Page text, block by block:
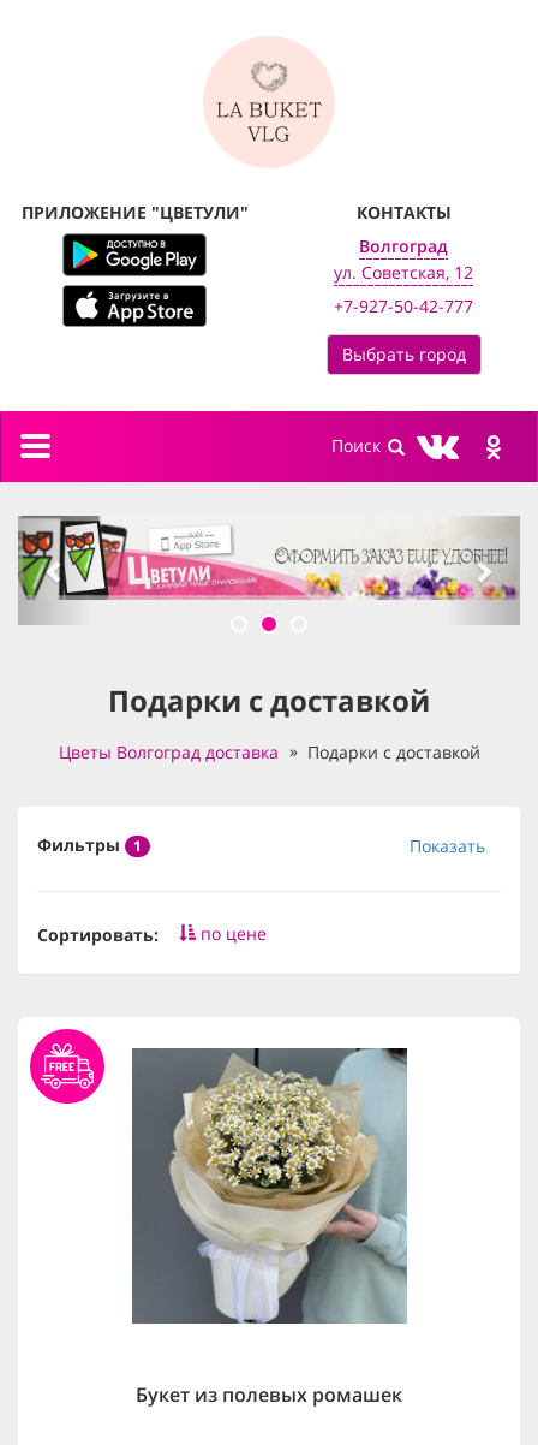
ПРИЛОЖЕНИЕ "ЦВЕТУЛИ"
КОНТАКТЫ
Волгоград
ул. Советская, 12
+7-927-50-42-777
Выбрать город
Toggle
previous
Подарки с доставкой
Цветы Волгоград доставка Подарки с доставкой
Фильтры 1 Показать
Сортировать: по цене
Букет из полевых ромашек